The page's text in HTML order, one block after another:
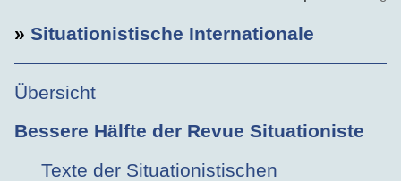
» Situationistische Internationale
Übersicht
Bessere Hälfte der Revue Situationiste
Texte der Situationistischen